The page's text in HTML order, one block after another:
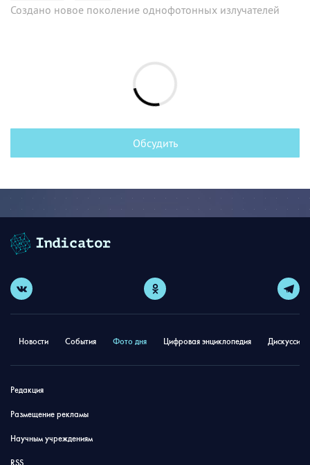
Создано новое поколение однофотонных излучателей
Обсудить
Новости События Фото дня Цифровая энциклопедия
Редакция
Размещение рекламы
Научным учреждениям
RSS